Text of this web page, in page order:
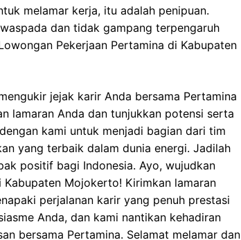
melamar kerja, itu adalah penipuan.
dan tidak gampang terpengaruh
Pekerjaan Pertamina di Kabupaten
jejak karir Anda bersama Pertamina
lamaran Anda dan tunjukkan potensi serta
kami untuk menjadi bagian dari tim
yang terbaik dalam dunia energi. Jadilah
positif bagi Indonesia. Ayo, wujudkan
Mojokerto! Kirimkan lamaran
perjalanan karir yang penuh prestasi
Anda, dan kami nantikan kehadiran
bersama Pertamina. Selamat melamar dan